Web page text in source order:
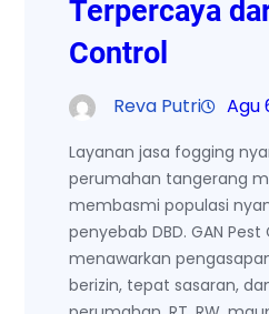
Terpercaya
Control
Reva Putri Agu
Layanan jasa fogging
perumahan tangerang
membasmi populasi
penyebab DBD. GAN
menawarkan
berizin, tepat sasaran,